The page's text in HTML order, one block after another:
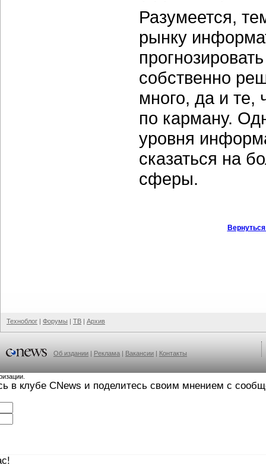
Разумеется,
рынку
собственно
много, да и те,
по карману.
уровня
сказаться на
сферы.
Техноблог | Форумы | ТВ | Архив
Об издании | Реклама | Вакансии | Контакты
в клубе CNews и поделитесь своим мнением с